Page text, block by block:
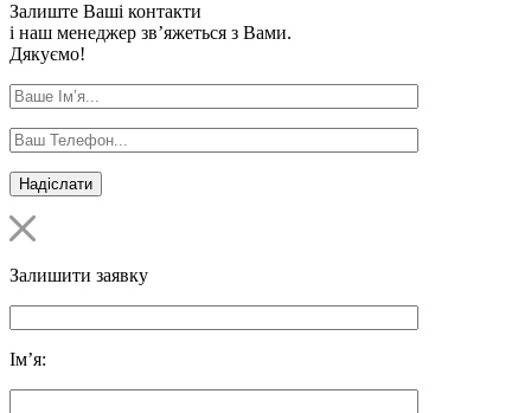
Залиште Ваші контакти
і наш менеджер зв’яжеться з Вами.
Дякуємо!
Залишити заявку
Ім’я: